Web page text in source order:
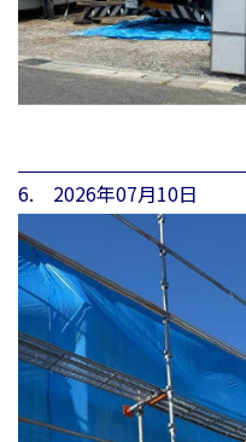
6. 2026年07月10日